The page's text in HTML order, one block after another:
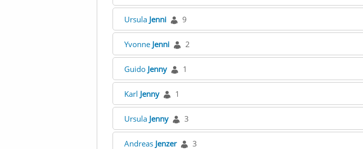
Ursula Jenni 9
Yvonne Jenni 2
Guido Jenny 1
Karl Jenny 1
Ursula Jenny 3
Andreas Jenzer 3